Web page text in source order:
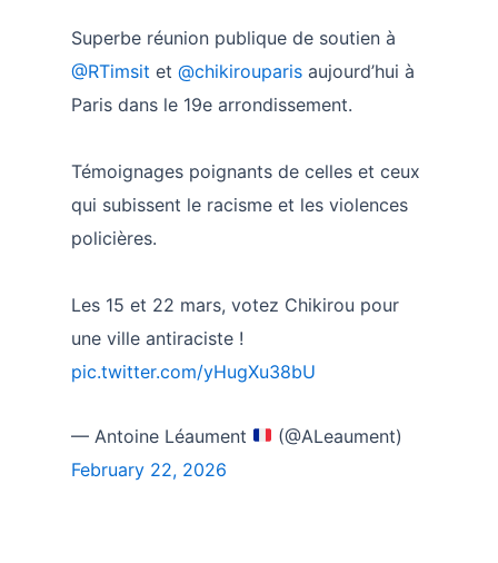
Superbe réunion publique de soutien à
@RTimsit et@chikirouparis aujourd’hui à
Paris dans le 19e arrondissement.
Témoignages poignants de celles et ceux
qui subissent le racisme et les violences
policières.
Les 15 et 22 mars, votez Chikirou pour
une ville antiraciste !
pic.twitter.com/yHugXu38bU
— Antoine Léaument
(@ALeaument)
February 22, 2026